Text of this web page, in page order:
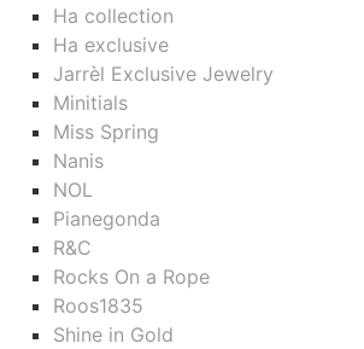
Ha collection
Ha exclusive
Jarrèl Exclusive Jewelry
Minitials
Miss Spring
Nanis
NOL
Pianegonda
R&C
Rocks On a Rope
Roos1835
Shine in Gold